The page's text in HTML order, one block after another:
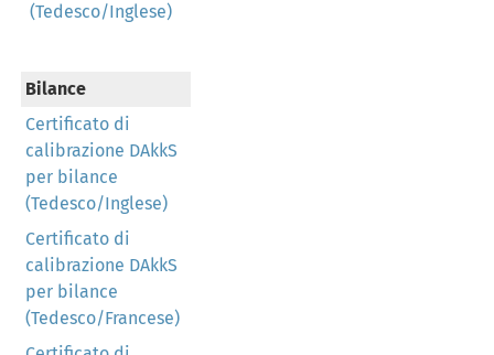
(Tedesco/Inglese)
Bilance
Certificato di
calibrazione DAkkS
per bilance
(Tedesco/Inglese)
Certificato di
calibrazione DAkkS
per bilance
(Tedesco/Francese)